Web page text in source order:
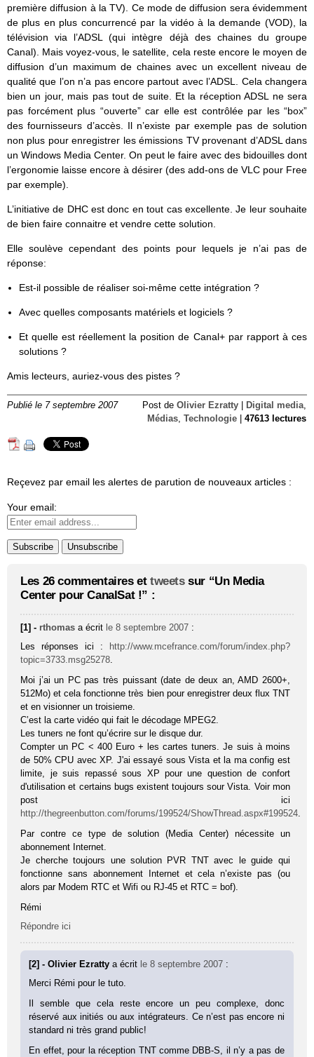
première diffusion à la TV). Ce mode de diffusion sera évidemment
de plus en plus concurrencé par la vidéo à la demande (VOD), la
télévision via l’ADSL (qui intègre déjà des chaines du groupe
Canal). Mais voyez-vous, le satellite, cela reste encore le moyen de
diffusion d’un maximum de chaines avec un excellent niveau de
qualité que l’on n’a pas encore partout avec l’ADSL. Cela changera
bien un jour, mais pas tout de suite. Et la réception ADSL ne sera
pas forcément plus “ouverte” car elle est contrôlée par les “box”
des fournisseurs d’accès. Il n’existe par exemple pas de solution
non plus pour enregistrer les émissions TV provenant d’ADSL dans
un Windows Media Center. On peut le faire avec des bidouilles dont
l’ergonomie laisse encore à désirer (des add-ons de VLC pour Free
par exemple).
L’initiative de DHC est donc en tout cas excellente. Je leur souhaite
de bien faire connaitre et vendre cette solution.
Elle soulève cependant des points pour lequels je n’ai pas de
réponse:
Est-il possible de réaliser soi-même cette intégration ?
Avec quelles composants matériels et logiciels ?
Et quelle est réellement la position de Canal+ par rapport à ces
solutions ?
Amis lecteurs, auriez-vous des pistes ?
Publié le 7 septembre 2007 Post de Olivier Ezratty Digital media,
Médias, Technologie 47613 lectures
Reçevez par email les alertes de parution de nouveaux articles :
Your email:
Les 26 commentaires et tweetssur “Un Media
Center pour CanalSat !” :
[1] - rthomas a écrit le 8 septembre 2007 :
Les réponses ici :
http://www.mcefrance.com/forum/index.php?
topic=3733.msg25278.
Moi j’ai un PC pas très puissant (date de deux an, AMD 2600+,
512Mo) et cela fonctionne très bien pour enregistrer deux flux TNT
et en visionner un troisieme.
C’est la carte vidéo qui fait le décodage MPEG2.
Les tuners ne font qu’écrire sur le disque dur.
Compter un PC < 400 Euro + les cartes tuners. Je suis à moins
de 50% CPU avec XP. J'ai essayé sous Vista et la ma config est
limite, je suis repassé sous XP pour une question de confort
d'utilisation et certains bugs existent toujours sour Vista. Voir mon
post ici
http://thegreenbutton.com/forums/199524/ShowThread.aspx#199524.
Par contre ce type de solution (Media Center) nécessite un
abonnement Internet.
Je cherche toujours une solution PVR TNT avec le guide qui
fonctionne sans abonnement Internet et cela n’existe pas (ou
alors par Modem RTC et Wifi ou RJ-45 et RTC = bof).
Rémi
Répondre ici
[2] - Olivier Ezrattya écrit le 8 septembre 2007 :
Merci Rémi pour le tuto.
Il semble que cela reste encore un peu complexe, donc
réservé aux initiés ou aux intégrateurs. Ce n’est pas encore ni
standard ni très grand public!
En effet, pour la réception TNT comme DBB-S, il n’y a pas de